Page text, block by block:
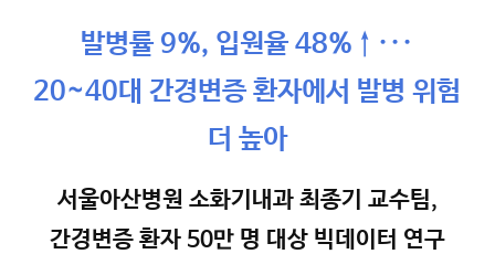
발병률 9%, 입원율 48%↑···
20~40대 간경변증 환자에서 발병 위험
더 높아
서울아산병원 소화기내과 최종기 교수팀,
간경변증 환자 50만 명 대상 빅데이터 연구